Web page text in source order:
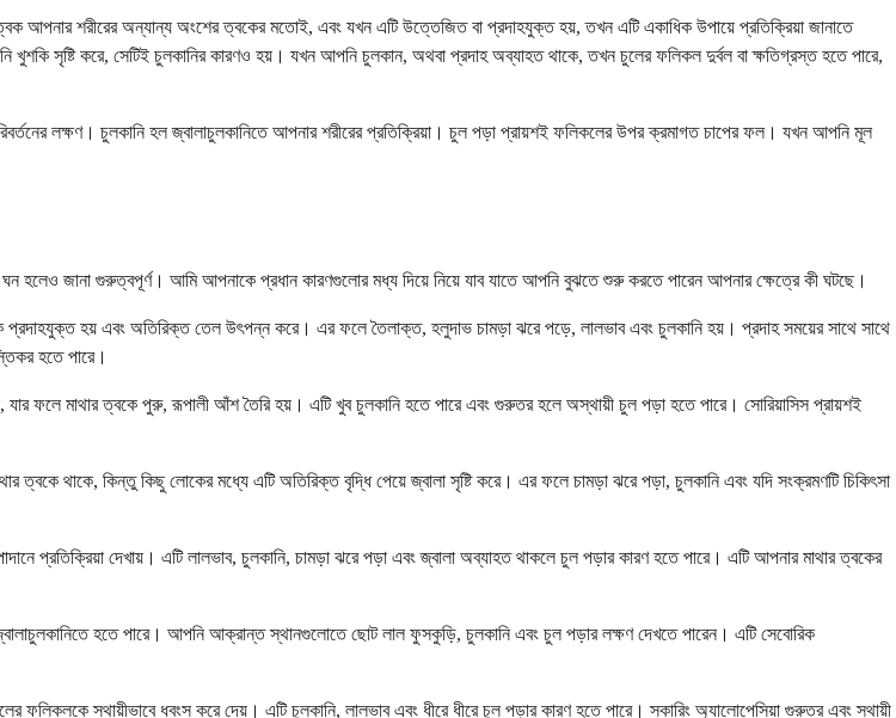
আপনার শরীরের অন্যান্য অংশের ত্বকের মতোই, এবং যখন এটি উত্তেজিত বা প্রদাহযুক্ত হয়, তখন এটি একাধিক উপায়ে প্রতিক্রিয়া জানাতে
খুশকি সৃষ্টি করে, সেটিই চুলকানির কারণও হয়। যখন আপনি চুলকান, অথবা প্রদাহ অব্যাহত থাকে, তখন চুলের ফলিকল দুর্বল বা ক্ষতিগ্রস্ত হতে পারে,
লক্ষণ। চুলকানি হল জ্বালাচুলকানিতে আপনার শরীরের প্রতিক্রিয়া। চুল পড়া প্রায়শই ফলিকলের উপর ক্রমাগত চাপের ফল। যখন আপনি মূল
হলেও জানা গুরুত্বপূর্ণ। আমি আপনাকে প্রধান কারণগুলোর মধ্য দিয়ে নিয়ে যাব যাতে আপনি বুঝতে শুরু করতে পারেন আপনার ক্ষেত্রে কী ঘটছে।
প্রদাহযুক্ত হয় এবং অতিরিক্ত তেল উৎপন্ন করে। এর ফলে তৈলাক্ত, হলুদাভ চামড়া ঝরে পড়ে, লালভাব এবং চুলকানি হয়। প্রদাহ সময়ের সাথে সাথে
হতে পারে।
ফলে মাথার ত্বকে পুরু, রূপালী আঁশ তৈরি হয়। এটি খুব চুলকানি হতে পারে এবং গুরুতর হলে অস্থায়ী চুল পড়া হতে পারে। সোরিয়াসিস প্রায়শই
ত্বকে থাকে, কিন্তু কিছু লোকের মধ্যে এটি অতিরিক্ত বৃদ্ধি পেয়ে জ্বালা সৃষ্টি করে। এর ফলে চামড়া ঝরে পড়া, চুলকানি এবং যদি সংক্রমণটি চিকিৎসা
প্রতিক্রিয়া দেখায়। এটি লালভাব, চুলকানি, চামড়া ঝরে পড়া এবং জ্বালা অব্যাহত থাকলে চুল পড়ার কারণ হতে পারে। এটি আপনার মাথার ত্বকের
হতে পারে। আপনি আক্রান্ত স্থানগুলোতে ছোট লাল ফুসকুড়ি, চুলকানি এবং চুল পড়ার লক্ষণ দেখতে পারেন। এটি সেবোরিক
ফলিকলকে স্থায়ীভাবে ধ্বংস করে দেয়। এটি চুলকানি, লালভাব এবং ধীরে ধীরে চুল পড়ার কারণ হতে পারে। স্কারিং অ্যালোপেসিয়া গুরুতর এবং স্থায়ী